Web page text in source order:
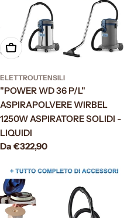
Scegli le opzioni
ELETTROUTENSILI
"POWER WD 36 P/L"
ASPIRAPOLVERE WIRBEL
1250W ASPIRATORE SOLIDI -
LIQUIDI
Prezzo
Da €322,90